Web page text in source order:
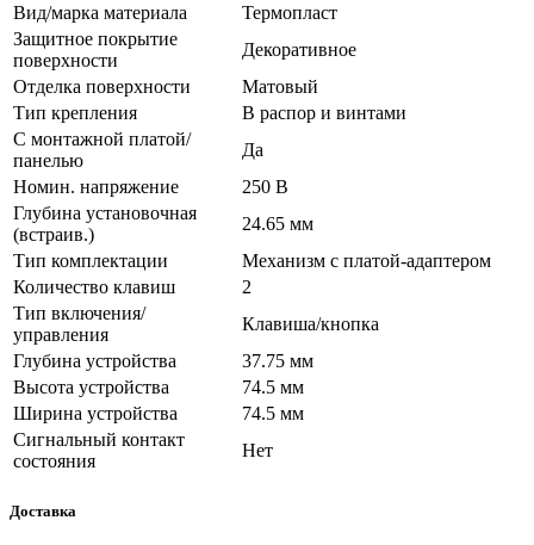
Вид/марка материала
Термопласт
Защитное покрытие
поверхности
Декоративное
Отделка поверхности
Матовый
Тип крепления
В распор и винтами
С монтажной платой/
панелью
Да
Номин. напряжение
250 В
Глубина установочная
(встраив.)
24.65 мм
Тип комплектации
Механизм с платой-адаптером
Количество клавиш
2
Тип включения/
управления
Клавиша/кнопка
Глубина устройства
37.75 мм
Высота устройства
74.5 мм
Ширина устройства
74.5 мм
Сигнальный контакт
состояния
Нет
Доставка